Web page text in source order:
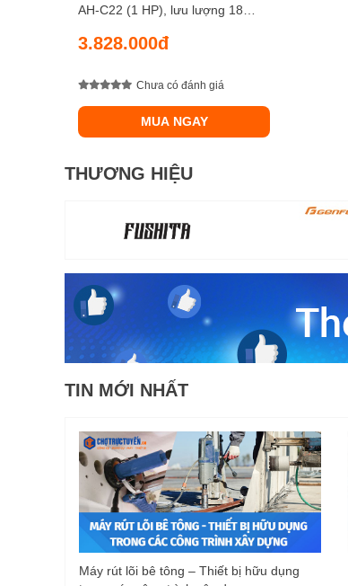
AH-C22 (1 HP), lưu lượng 18
3.828.000đ
Chưa có đánh giá
MUA NGAY
THƯƠNG HIỆU
TIN MỚI NHẤT
Máy rút lõi bê tông – Thiết bị hữu dụng